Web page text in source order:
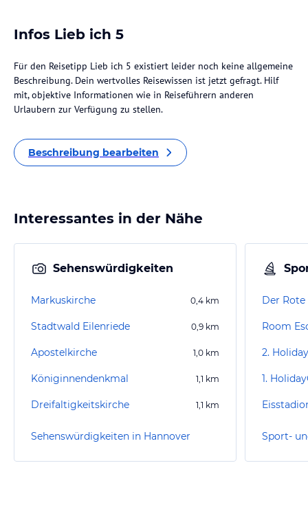
Infos Lieb ich 5
Für den Reisetipp Lieb ich 5 existiert leider noch keine allgemeine
Beschreibung. Dein wertvolles Reisewissen ist jetzt gefragt. Hilf
mit, objektive Informationen wie in Reiseführern anderen
Urlaubern zur Verfügung zu stellen.
Beschreibung bearbeiten
Interessantes in der Nähe
Sehenswürdigkeiten
Markuskirche 0,4 km
Stadtwald Eilenriede 0,9 km
Apostelkirche 1,0 km
Königinnendenkmal 1,1 km
Dreifaltigkeitskirche 1,1 km
Sehenswürdigkeiten in Hannover
Der Rote
Room